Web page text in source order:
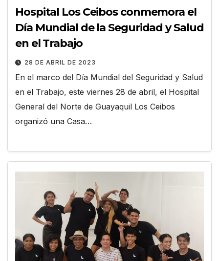
Hospital Los Ceibos conmemora el
Día Mundial de la Seguridad y Salud
en el Trabajo
28 DE ABRIL DE 2023
En el marco del Día Mundial del Seguridad y Salud
en el Trabajo, este viernes 28 de abril, el Hospital
General del Norte de Guayaquil Los Ceibos
organizó una Casa…